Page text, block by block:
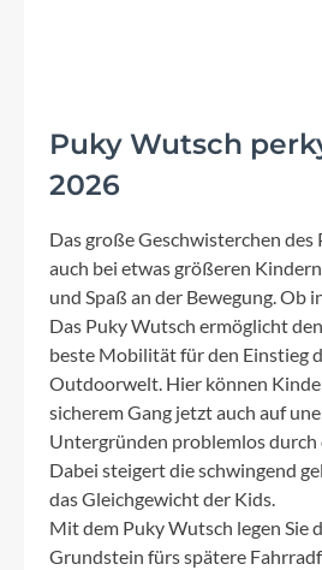
Puky Wutsch
2026
Das große Geschwisterchen
auch bei etwas größeren
und Spaß an der Bewegung. Ob
Das Puky Wutsch ermöglicht
beste Mobilität für den Einstieg
Outdoorwelt. Hier können
sicherem Gang jetzt auch auf
Untergründen problemlos durch
Dabei steigert die schwingend
das Gleichgewicht der Kids.
Mit dem Puky Wutsch legen Sie
Grundstein fürs spätere